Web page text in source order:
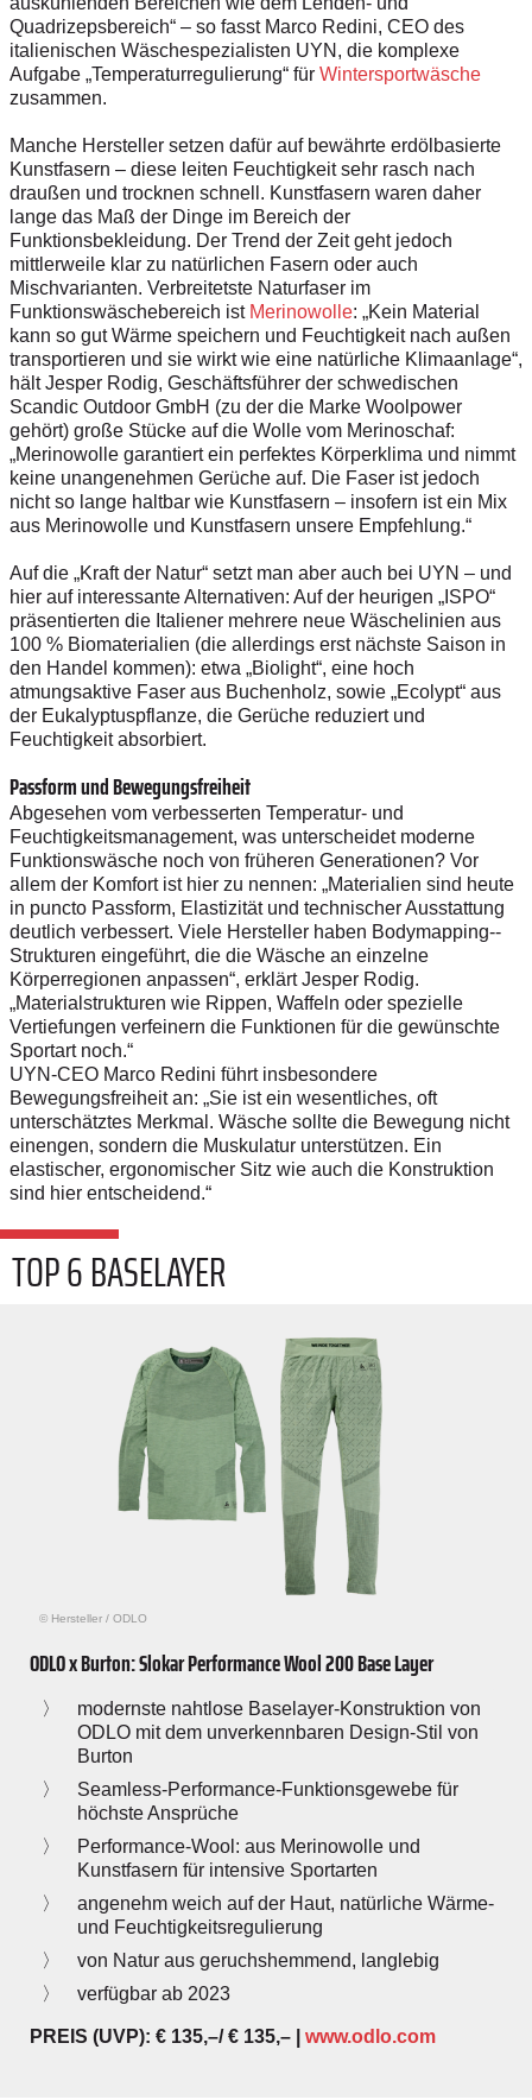
Quadrizepsbereich“ – so fasst Marco Redini, CEO des
italienischen Wäschespezialisten UYN, die komplexe
Aufgabe „Temperaturregulierung“ für Wintersportwäsche
zusammen.
Manche Hersteller setzen dafür auf bewährte erdölbasierte
Kunstfasern – diese leiten Feuchtigkeit sehr rasch nach
draußen und trocknen schnell. Kunstfasern waren daher
lange das Maß der Dinge im Bereich der
Funktionsbekleidung. Der Trend der Zeit geht jedoch
mittlerweile klar zu natürlichen Fasern oder auch
Mischvarianten. Verbreitetste Naturfaser im
Funktionswäschebereich ist Merinowolle: „Kein Material
kann so gut Wärme speichern und Feuchtigkeit nach außen
transportieren und sie wirkt wie eine natürliche Klimaanlage“,
hält Jesper Rodig, Geschäftsführer der schwedischen
Scandic Outdoor GmbH (zu der die Marke Woolpower
gehört) große Stücke auf die Wolle vom Merinoschaf:
„Merinowolle garantiert ein perfektes Körperklima und nimmt
keine unangenehmen Gerüche auf. Die Faser ist jedoch
nicht so lange haltbar wie Kunstfasern – insofern ist ein Mix
aus Merinowolle und Kunstfasern unsere Empfehlung.“
Auf die „Kraft der Natur“ setzt man aber auch bei UYN – und
hier auf interessante Alternativen: Auf der heurigen „ISPO“
präsentierten die Italiener mehrere neue Wäschelinien aus
100 % Biomaterialien (die allerdings erst nächste Saison in
den Handel kommen): etwa „Biolight“, eine hoch
atmungsaktive Faser aus Buchenholz, sowie „Ecolypt“ aus
der Eukalyptuspflanze, die Gerüche reduziert und
Feuchtigkeit absorbiert.
Passform und Bewegungsfreiheit
Abgesehen vom verbesserten Temperatur- und
Feuchtigkeitsmanagement, was unterscheidet moderne
Funktionswäsche noch von früheren Generationen? Vor
allem der Komfort ist hier zu nennen: „Materialien sind heute
in puncto Passform, Elastizität und technischer Ausstattung
deutlich verbessert. Viele Hersteller haben Bodymapping-­
Strukturen eingeführt, die die Wäsche an einzelne
Körperregionen anpassen“, erklärt Jesper Rodig.
„Materialstrukturen wie Rippen, Waffeln oder spezielle
Vertiefungen verfeinern die Funktionen für die gewünschte
Sportart noch.“
UYN-CEO Marco Redini führt insbesondere
Bewegungsfreiheit an: „Sie ist ein wesentliches, oft
unterschätztes Merkmal. Wäsche sollte die Bewegung nicht
einengen, sondern die Muskulatur unterstützen. Ein
elastischer, ergonomischer Sitz wie auch die Konstruktion
sind hier entscheidend.“
TOP 6 BASELAYER
© Hersteller / ODLO
ODLO x Burton: Slokar Performance Wool 200 Base Layer
modernste nahtlose Baselayer-Konstruktion von
ODLO mit dem unverkennbaren Design-Stil von
Burton
Seamless-Performance-Funktionsgewebe für
höchste Ansprüche
Performance-Wool: aus Merinowolle und
Kunstfasern für intensive Sportarten
angenehm weich auf der Haut, natürliche Wärme-
und Feuchtigkeitsregulierung
von Natur aus geruchshemmend, langlebig
verfügbar ab 2023
PREIS (UVP): € 135,–/ € 135,– | www.odlo.com